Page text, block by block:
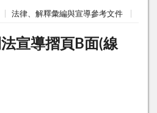
法律、解釋彙編與宣導參考文件
宣導摺頁B面(線